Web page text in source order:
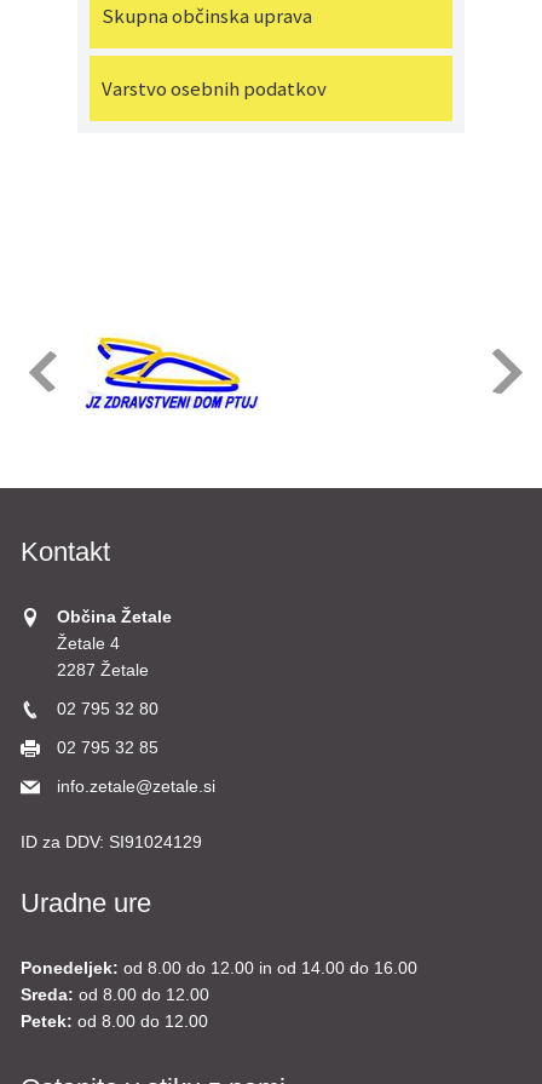
Skupna občinska uprava
Varstvo osebnih podatkov
Kontakt
Občina Žetale
Žetale 4
2287 Žetale
02 795 32 80
02 795 32 85
info.zetale@zetale.si
ID za DDV: SI91024129
Uradne ure
Ponedeljek: od 8.00 do 12.00 in od 14.00 do 16.00
Sreda: od 8.00 do 12.00
Petek: od 8.00 do 12.00